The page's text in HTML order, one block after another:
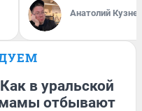
Анатолий
в уральской
отбывают